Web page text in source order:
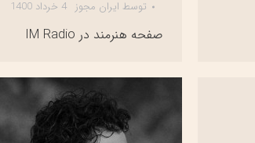
توسط ایران مجوز 4 خرداد 1400
صفحه هنرمند در IM Radio